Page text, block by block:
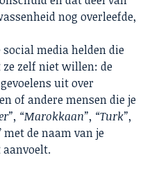
nog overleefde,
media helden die
ze zelf niet willen: de
uit over
of andere mensen die je
“Marokkaan”, “Turk”,
met de naam van je